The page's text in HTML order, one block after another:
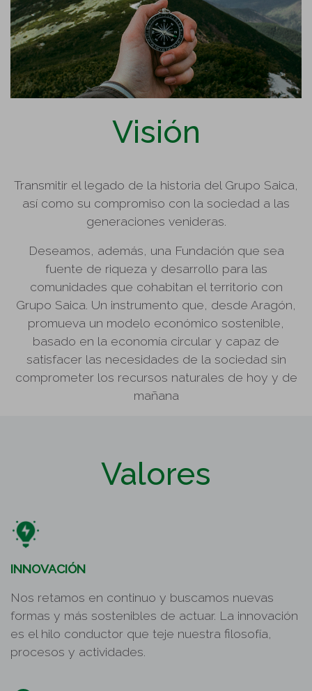
Visión
Transmitir el legado de la historia del Grupo Saica,
así como su compromiso con la sociedad a las
generaciones venideras.
Deseamos, además, una Fundación que sea
fuente de riqueza y desarrollo para las
comunidades que cohabitan el territorio con
Grupo Saica. Un instrumento que, desde Aragón,
promueva un modelo económico sostenible,
basado en la economía circular y capaz de
satisfacer las necesidades de la sociedad sin
comprometer los recursos naturales de hoy y de
mañana
Valores
INNOVACIÓN
Nos retamos en continuo y buscamos nuevas
formas y más sostenibles de actuar. La innovación
es el hilo conductor que teje nuestra filosofía,
procesos y actividades.